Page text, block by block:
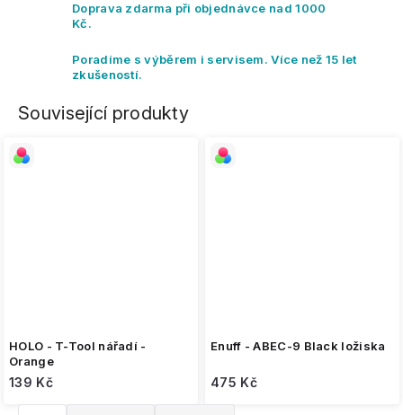
Doprava zdarma při objednávce nad 1000
Kč.
Poradíme s výběrem i servisem. Více než 15 let
zkušeností.
Související produkty
HOLO - T-Tool nářadí -
Orange
139 Kč
Enuff - ABEC-9 Black ložiska
475 Kč